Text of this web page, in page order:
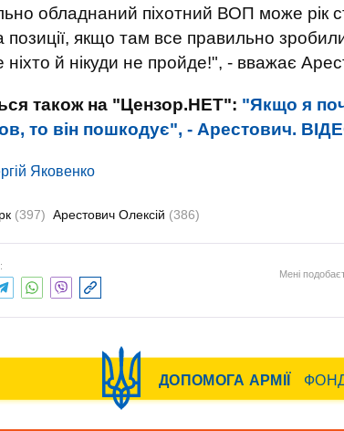
обладнаний піхотний ВОП може рік
позиції, якщо там все правильно
ніхто й нікуди не пройде!", - вважає
також на "Цензор.НЕТ": "Якщо я
то він пошкодує", - Арестович.
Яковенко
(397) Арестович Олексій (386)
Мені